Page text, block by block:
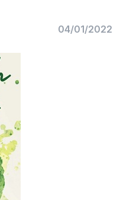
04/01/2022